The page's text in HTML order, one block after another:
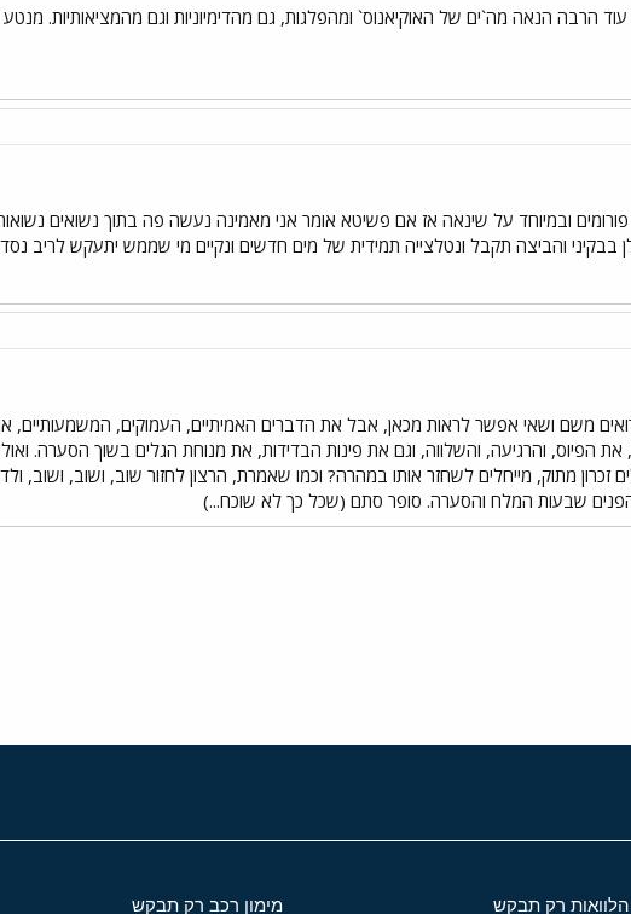
הרבה הנאה מה`ים של האוקיאנוס` ומהפלגות, גם מהדימיוניות וגם מהמציאותיות.
ובמיוחד על שינאה אז אם פשיטא אומר אני מאמינה נעשה פה בתוך נשואים
בבקיני והביצה תקבל ונטלצייה תמידית של מים חדשים ונקיים מי שממש יתעקש לריב
משם ושאי אפשר לראות מכאן, אבל את הדברים האמיתיים, העמוקים, המשמעותיים,
והרגיעה, והשלווה, וגם את פינות הבדידות, את מנוחת הגלים בשוך הסערה.
מתוק, מייחלים לשחזר אותו במהרה? וכמו שאמרת, הרצון לחזור שוב, ושוב, ושוב,
שבעות המלח והסערה. סופר סתם (שכל כך לא שוכח...)
הלוואות רק תבקש מימון רכב רק תבקש